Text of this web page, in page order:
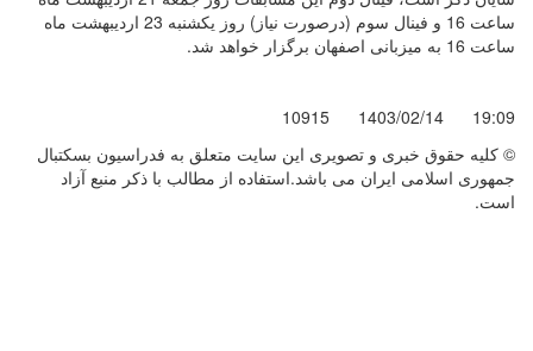
ساعت 16 و فینال سوم (درصورت نیاز) روز یکشنبه 23 اردیبهشت ماه
ساعت 16 به میزبانی اصفهان برگزار خواهد شد.
19:09
1403/02/14
10915
© کليه حقوق خبری و تصويری اين سايت متعلق به فدراسیون بسکتبال
جمهوری اسلامی ایران می باشد.استفاده از مطالب با ذكر منبع آزاد
است.